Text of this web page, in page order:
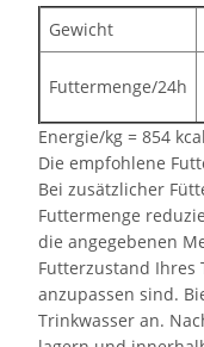
Gewicht
Futtermenge/24h
Energie/kg = 854
Die empfohlene
Bei zusätzlicher
Futtermenge
die angegebenen
Futterzustand Ihres
anzupassen sind.
Trinkwasser an.